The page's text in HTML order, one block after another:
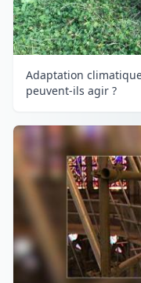
Adaptation
peuvent-ils agir ?